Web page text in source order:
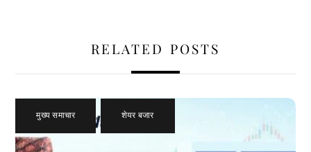
RELATED POSTS
मुख्य समाचार , शेयर बजार